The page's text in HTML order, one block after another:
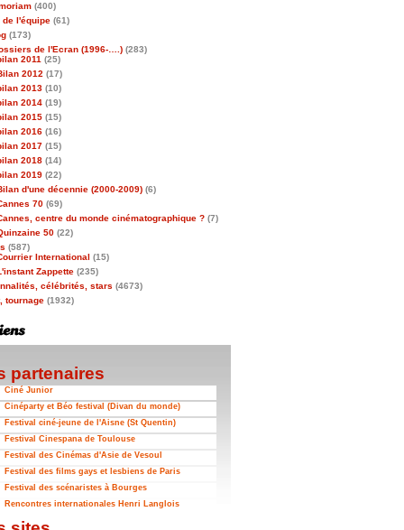
(400)
de l'équipe (61)
(173)
de l'Ecran (1996-….) (283)
2011 (25)
2012 (17)
2013 (10)
2014 (19)
2015 (15)
2016 (16)
2017 (15)
2018 (14)
2019 (22)
d'une décennie (2000-2009) (6)
70 (69)
centre du monde cinématographique ? (7)
50 (22)
(587)
International (15)
Zappette (235)
célébrités, stars (4673)
tournage (1932)
partenaires
Ciné Junior
Cinéparty et Béo festival (Divan du monde)
Festival ciné-jeune de l'Aisne (St Quentin)
Festival Cinespana de Toulouse
Festival des Cinémas d'Asie de Vesoul
Festival des films gays et lesbiens de Paris
Festival des scénaristes à Bourges
Rencontres internationales Henri Langlois